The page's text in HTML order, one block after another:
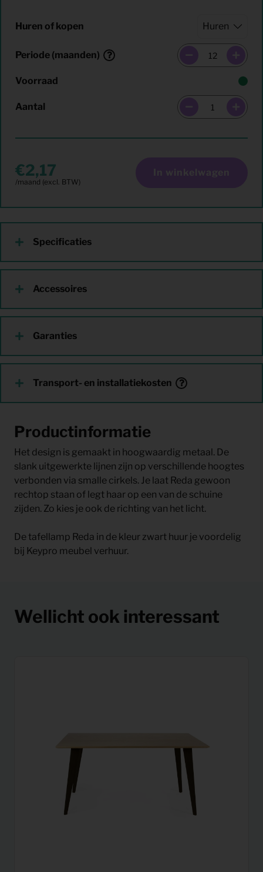
Huren of kopen
Periode (maanden)
Voorraad
Aantal
2,17 In winkelwagen
Specificaties
Accessoires
Garanties
Transport- en installatiekosten
Productinformatie
Het design is gemaakt in hoogwaardig metaal. De
slank uitgewerkte lijnen zijn op verschillende hoogtes
verbonden via smalle cirkels. Je laat Reda gewoon
rechtop staan of legt haar op een van de schuine
zijden. Zo kies je ook de richting van het licht.
De tafellamp Reda in de kleur zwart huur je voordelig
bij Keypro meubel verhuur.
Wellicht ook interessant